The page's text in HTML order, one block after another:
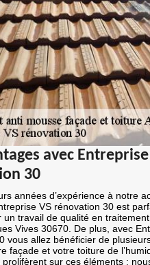
avec Entreprise
30
années d’expérience à notre
VS rénovation 30 est
un travail de qualité en
Vives 30670. De plus, avec
vous allez bénéficier de
façade et votre toiture de
prolifèrent sur ces éléments ;